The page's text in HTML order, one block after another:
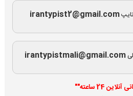
irantypist2@gmail.com
irantypistmali@gmail.com
24 ساعته""